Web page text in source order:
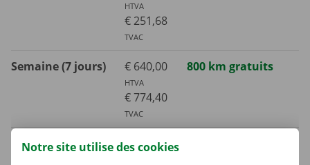
HTVA
€ 251,68
TVAC
Semaine (7 jours) € 640,00
HTVA
€ 774,40
TVAC
800 km gratuits
Mois (30 jours) € 1521,00
Notre site utilise des cookies